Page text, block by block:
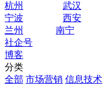
杭州
武汉
宁波
西安
兰州
南宁
社企号
博客
分类
全部 市场营销 信息技术